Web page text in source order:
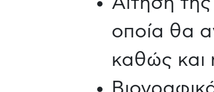
οποία θα
καθώς και